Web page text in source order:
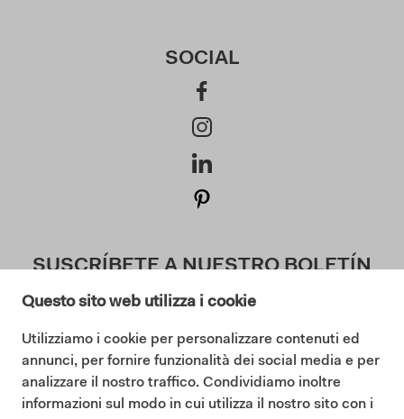
Questo sito web utilizza i cookie
Utilizziamo i cookie per personalizzare contenuti ed
annunci, per fornire funzionalità dei social media e per
analizzare il nostro traffico. Condividiamo inoltre
informazioni sul modo in cui utilizza il nostro sito con i
SOCIAL
SUSCRÍBETE A NUESTRO BOLETÍN
Doy mi consentimiento a la Política de Privacidad (
Lea nuestra Política de Privacidad)